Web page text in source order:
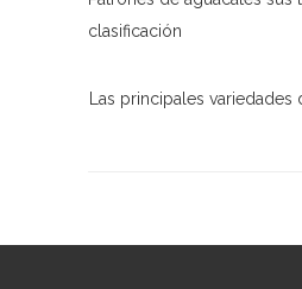
clasificación
Las principales variedades